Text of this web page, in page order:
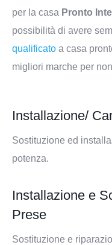
per la casa Pronto
possibilità di avere
qualificato a casa
migliori marche per
Installazione/
Sostituzione ed
potenza.
Installazione e
Prese
Sostituzione e